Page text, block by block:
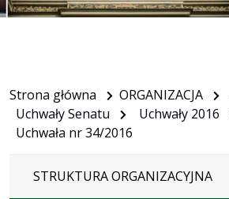
Strona główna ORGANIZACJA
Uchwały Senatu
Uchwały 2016
Uchwała nr 34/2016
STRUKTURA ORGANIZACYJNA